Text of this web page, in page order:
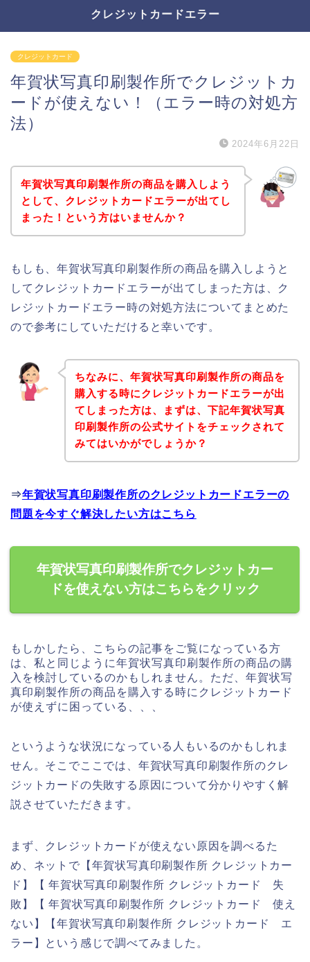
クレジットカードエラー
クレジットカード
年賀状写真印刷製作所でクレジットカ
ードが使えない！（エラー時の対処方
法）
2024年6月22日
年賀状写真印刷製作所の商品を購入しよう
として、クレジットカードエラーが出てし
まった！という方はいませんか？
もしも、年賀状写真印刷製作所の商品を購入しようと
してクレジットカードエラーが出てしまった方は、ク
レジットカードエラー時の対処方法についてまとめた
ので参考にしていただけると幸いです。
ちなみに、年賀状写真印刷製作所の商品を
購入する時にクレジットカードエラーが出
てしまった方は、まずは、下記年賀状写真
印刷製作所の公式サイトをチェックされて
みてはいかがでしょうか？
⇒年賀状写真印刷製作所のクレジットカードエラーの
問題を今すぐ解決したい方はこちら
年賀状写真印刷製作所でクレジットカー
ドを使えない方はこちらをクリック
もしかしたら、こちらの記事をご覧になっている方
は、私と同じように年賀状写真印刷製作所の商品の購
入を検討しているのかもしれません。ただ、年賀状写
真印刷製作所の商品を購入する時にクレジットカード
が使えずに困っている、、、
というような状況になっている人もいるのかもしれま
せん。そこでここでは、年賀状写真印刷製作所のクレ
ジットカードの失敗する原因について分かりやすく解
説させていただきます。
まず、クレジットカードが使えない原因を調べるた
め、ネットで【年賀状写真印刷製作所 クレジットカー
ド】【 年賀状写真印刷製作所 クレジットカード 失
敗】【 年賀状写真印刷製作所 クレジットカード 使え
ない】【年賀状写真印刷製作所 クレジットカード エ
ラー】という感じで調べてみました。